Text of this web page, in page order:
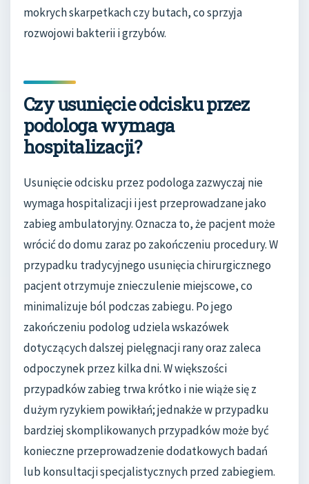
mokrych skarpetkach czy butach, co sprzyja
rozwojowi bakterii i grzybów.
Czy usunięcie odcisku przez
podologa wymaga
hospitalizacji?
Usunięcie odcisku przez podologa zazwyczaj nie
wymaga hospitalizacji i jest przeprowadzane jako
zabieg ambulatoryjny. Oznacza to, że pacjent może
wrócić do domu zaraz po zakończeniu procedury. W
przypadku tradycyjnego usunięcia chirurgicznego
pacjent otrzymuje znieczulenie miejscowe, co
minimalizuje ból podczas zabiegu. Po jego
zakończeniu podolog udziela wskazówek
dotyczących dalszej pielęgnacji rany oraz zaleca
odpoczynek przez kilka dni. W większości
przypadków zabieg trwa krótko i nie wiąże się z
dużym ryzykiem powikłań; jednakże w przypadku
bardziej skomplikowanych przypadków może być
konieczne przeprowadzenie dodatkowych badań
lub konsultacji specjalistycznych przed zabiegiem.